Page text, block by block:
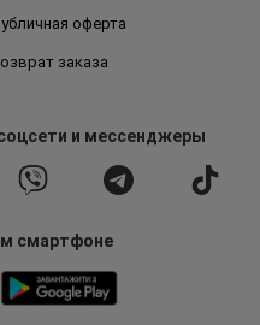
оферта
заказа
и мессенджеры
смартфоне